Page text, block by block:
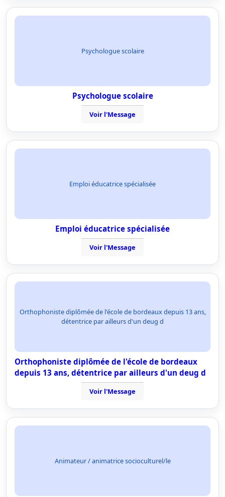
Psychologue scolaire
Psychologue scolaire
Voir l'Message
Emploi éducatrice spécialisée
Emploi éducatrice spécialisée
Voir l'Message
Orthophoniste diplômée de l'école de bordeaux depuis 13 ans,
détentrice par ailleurs d'un deug d
Orthophoniste diplômée de l'école de bordeaux
depuis 13 ans, détentrice par ailleurs d'un deug d
Voir l'Message
Animateur / animatrice socioculturel/le